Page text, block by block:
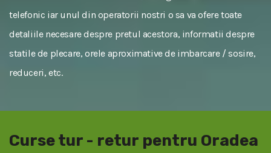
telefonic iar unul din operatorii nostri o sa va ofere toate
detaliile necesare despre pretul acestora, informatii despre
statile de plecare, orele aproximative de imbarcare / sosire,
reduceri, etc.
Curse tur - retur pentru Oradea